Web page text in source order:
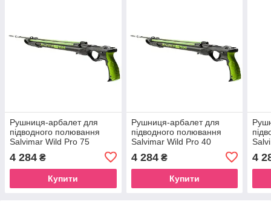
Рушниця-арбалет для
підводного полювання
Salvimar Wild Pro 75
4 284 ₴
Купити
Рушниця-арбалет для
підводного полювання
Salvimar Wild Pro 40
4 284₴
Купити
4